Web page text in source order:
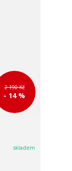
2 190 Kč
- 14 %
skladem